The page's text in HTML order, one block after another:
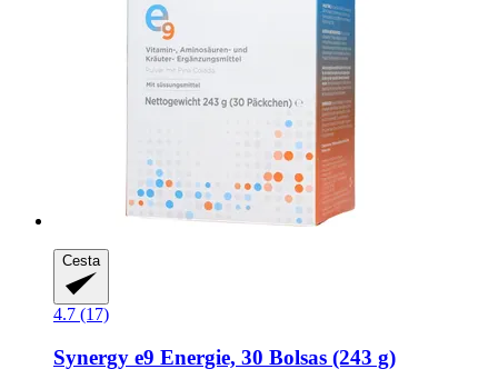
Cesta
4.7 (17)
Synergy e9 Energie, 30 Bolsas (243 g)